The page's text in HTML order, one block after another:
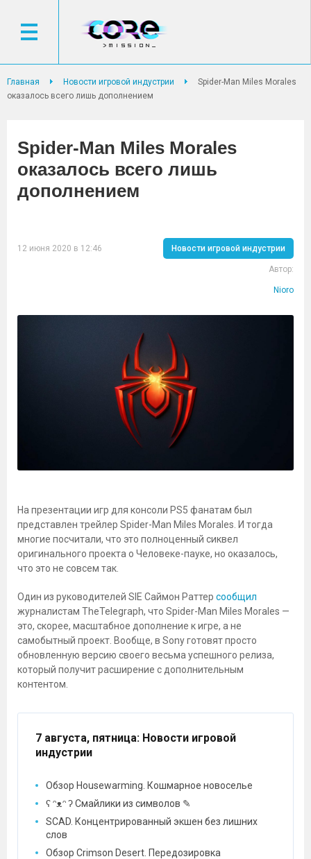
Главная Новости игровой индустрии
Spider-Man Miles Morales
оказалось всего лишь дополнением
Spider-Man Miles Morales
оказалось всего лишь
дополнением
12 июня 2020 в 12:46 Новости игровой индустрии
Автор:
Nioro
На презентации игр для консоли PS5 фанатам был
представлен трейлер Spider-Man Miles Morales. И тогда
многие посчитали, что это полноценный сиквел
оригинального проекта о Человеке-пауке, но оказалось,
что это не совсем так.
Один из руководителей SIE Саймон Раттер сообщил
журналистам TheTelegraph, что Spider-Man Miles Morales —
это, скорее, масштабное дополнение к игре, а не
самобытный проект. Вообще, в Sony готовят просто
обновленную версию своего весьма успешного релиза,
который получит расширение с дополнительным
контентом.
7 августа, пятница: Новости игровой
индустрии
Обзор Housewarming. Кошмарное новоселье
ʕ ᵔᴥᵔ ʔ Смайлики из символов ✎
SCAD. Концентрированный экшен без лишних
слов
Обзор Crimson Desert. Передозировка